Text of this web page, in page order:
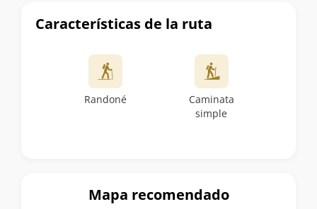
Características de la ruta
Randoné
Caminata
simple
Mapa recomendado